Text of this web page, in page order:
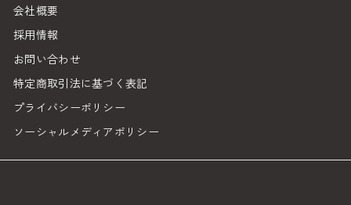
会社概要
採用情報
お問い合わせ
特定商取引法に基づく表記
プライバシーポリシー
ソーシャルメディアポリシー